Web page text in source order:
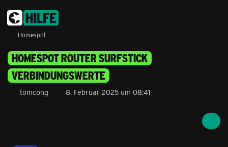
Homespot
HOMESPOT ROUTER SURFSTICK
VERBINDUNGSWERTE
tomcong 8. Februar 2025 um 08:41